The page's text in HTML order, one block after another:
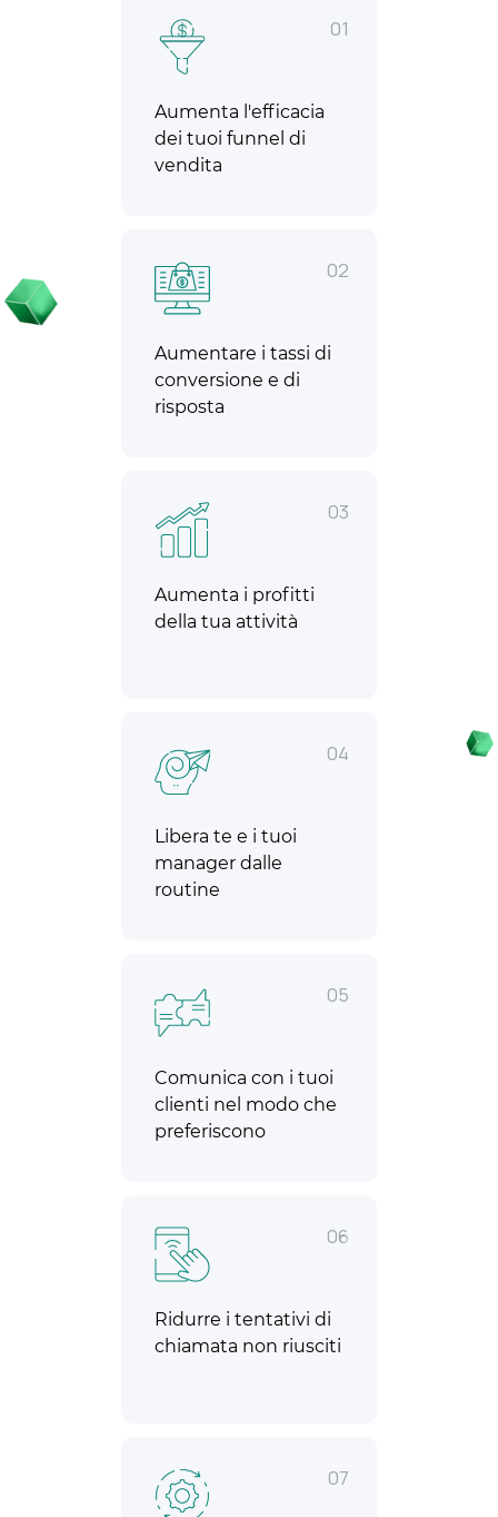
01
Aumenta l'efficacia
dei tuoi funnel di
vendita
02
Aumentare i tassi di
conversione e di
risposta
03
Aumenta i profitti
della tua attività
04
Libera te e i tuoi
manager dalle
routine
05
Comunica con i tuoi
clienti nel modo che
preferiscono
06
Ridurre i tentativi di
chiamata non riusciti
07